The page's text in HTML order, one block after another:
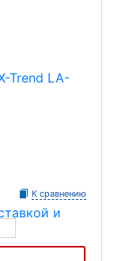
К сравнению